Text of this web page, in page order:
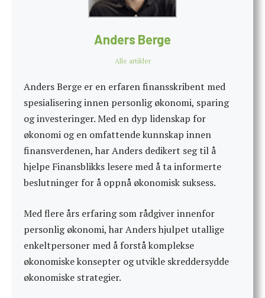
Anders Berge
Alle artikler
Anders Berge er en erfaren finansskribent med
spesialisering innen personlig økonomi, sparing
og investeringer. Med en dyp lidenskap for
økonomi og en omfattende kunnskap innen
finansverdenen, har Anders dedikert seg til å
hjelpe Finansblikks lesere med å ta informerte
beslutninger for å oppnå økonomisk suksess.
Med flere års erfaring som rådgiver innenfor
personlig økonomi, har Anders hjulpet utallige
enkeltpersoner med å forstå komplekse
økonomiske konsepter og utvikle skreddersydde
økonomiske strategier.